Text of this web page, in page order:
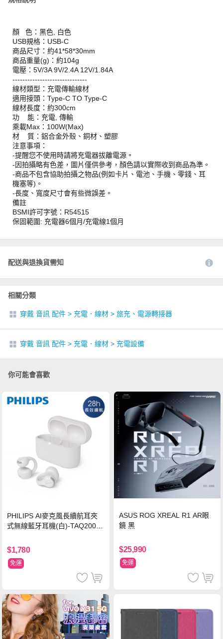
顏 色：黑色, 白色
USB規格：USB-C
商品尺寸：約41*58*30mm
商品重量(g)：約104g
電壓：5V/3A 9V/2.4A 12V/1.84A
------------------------------
線材類型：充電傳輸線材
適用接頭：Type-C TO Type-C
線材長度：約300cm
功 能：充電, 傳輸
乘載Max：100W(Max)
材 質：鋁合金外殼、銅材、塑膠
注意事項：
-提醒您不使用時請將充電器拔離電源。
-因拍攝略有色差，圖片僅供參考，顏色請以實際收到商品為準。
-商品不包含協助拍攝之物品(例如卡片、電池、手機、零錢、耳
機塞等)。
-長度、寬度尺寸會有些微誤差。
備註
BSMI許可字號：R54515
保固範圍: 充電器6個月/充電線1個月
配送與退換貨需知
相關分類
穿戴 音訊 配件 > 充電．線材 > 旅充、電源轉接器
穿戴 音訊 配件 > 充電．線材 > 充電設備
你可能會喜歡
PHILIPS AI麥克風長續航耳夾
式無線藍牙耳機(白)-TAQ2000
$1,780
免運
ASUS ROG XREAL R1 AR眼
鏡 黑
$25,990
免運